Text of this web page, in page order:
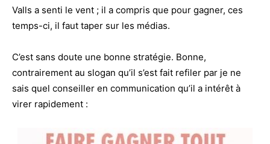
Valls a senti le vent ; il a compris que pour gagner, ces
temps-ci, il faut taper sur les médias.
C’est sans doute une bonne stratégie. Bonne,
contrairement au slogan qu’il s’est fait refiler par je ne
sais quel conseiller en communication qu’il a intérêt à
virer rapidement :